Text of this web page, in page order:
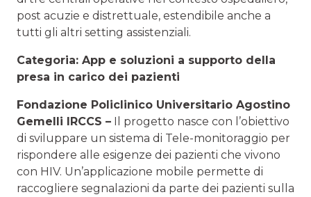
post acuzie e distrettuale, estendibile anche a
tutti gli altri setting assistenziali.
Categoria: App e soluzioni a supporto della
presa in carico dei pazienti
Fondazione Policlinico Universitario Agostino
Gemelli IRCCS – Il progetto nasce con l’obiettivo
di sviluppare un sistema di Tele-monitoraggio per
rispondere alle esigenze dei pazienti che vivono
con HIV. Un’applicazione mobile permette di
raccogliere segnalazioni da parte dei pazienti sulla